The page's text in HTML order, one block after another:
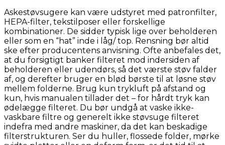
Askestøvsugere kan være udstyret med patronfilter,
HEPA-filter, tekstilposer eller forskellige
kombinationer. De sidder typisk lige over beholderen
eller som en “hat” inde i låg/ top. Rensning bør altid
ske efter producentens anvisning. Ofte anbefales det,
at du forsigtigt banker filteret mod indersiden af
beholderen eller udendørs, så det værste støv falder
af, og derefter bruger en blød børste til at løsne støv
mellem folderne. Brug kun trykluft på afstand og
kun, hvis manualen tillader det – for hårdt tryk kan
ødelægge filteret. Du bør undgå at vaske ikke-
vaskbare filtre og generelt ikke støvsuge filteret
indefra med andre maskiner, da det kan beskadige
filterstrukturen. Ser du huller, flossede folder, mørke